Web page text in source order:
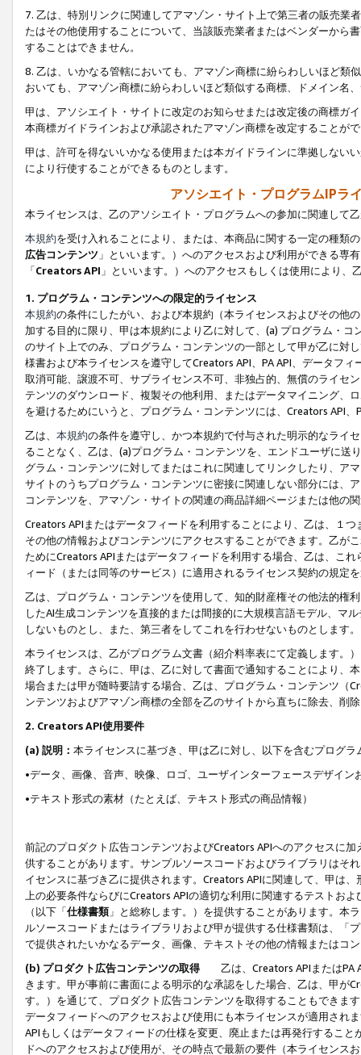
7. 乙は、特別リンクに関連してアマゾン・サイト上で第三者の販売
たはその他使用することについて、当該販売業者またはベンダーから
することはできません。
8. 乙は、いかなる管轄においても、アマゾン商標に紛らわしいほど類
おいても、アマゾン商標に紛らわしいほど類似する商標、ドメイン名
甲は、アソシエイト・サイトに改定のお知らせまたは改定後の商標ガ
本商標ガイドラインおよび承認されたアマゾン商標を改定することが
甲は、許可を得ないいかなる使用または本ガイドラインに準拠しない
により行使することができるものとします。
アソシエイト・プログラムIPラ
本ライセンスは、乙のアソシエイト・プログラムへの参加に関連して
本規約を受け入れることにより、または、本商品に関する一定の種類
広告コンテンツ 」といいます。）へのアクセスおよび利用ができる専
「Creators API 」といいます。）へのアクセスもしくは使用により
1. プログラム・コンテンツへの限定的ライセンス
本規約の条件にしたがい、および本規約（本ライセンスおよびその他
加する目的に限り、甲は本規約により乙に対して、(a) プログラム・
のサイト上でのみ、プログラム・コンテンツの一部として甲が乙に対
様書および本ライセンスを遵守してCreators API、PA API、データフ
取消可能、譲渡不可、サブライセンス不可、非独占的、無償のライセ
テンツのダウンロード、複製その他利用、またはデータマイニング、
を避けるためにいうと、プログラム・コンテンツには、Creators API
乙は、 本規約の条件を遵守し、かつ本規約で付与された明示的なライ
ることなく、乙は、(a)プログラム・コンテンツを、エンドユーザに
グラム・コンテンツに対してまたはこれに関連してリンクしたり、ア
サイトのうちプログラム・コンテンツに密接に関連しない部分には、
コンテンツを、アマゾン・サイトの関連の商品詳細ページまたは他の
Creators APIまたはデータフィードを利用することにより、乙は、１
その他の情報およびコンテンツにアクセスすることができます。乙が
ためにCreators APIまたはデータフィードを利用する場合、乙は、こ
ィード（または同等のサービス）に適用されるライセンス契約の規定
乙は、プログラム・コンテンツを使用して、知的財産権その他法的権
したAI生成コンテンツを直接的または間接的に大規模言語モデル、マ
しないものとし、また、第三者をしてこれを行わせないものとします。
本ライセンスは、乙がプログラム文書（紹介料率表にて定義します。
終了します。さらに、甲は、乙に対して書面で通知することにより、
場合または甲が随時要請する場合、乙は、プログラム・コンテンツ（
ンテンツおよびアマゾン商標の全部を乙のサイトから直ちに除去、削
2. Creators API使用要件
(a) 説明： 本ライセンスに基づき、甲は乙に対し、以下を含むプログ
•データ、画像、音声、映像、ロゴ、ユーザインターフェースデザイ
•テキスト形式の素材（たとえば、テキスト形式の商品情報）
前記のプロダクト広告コンテンツおよびCreators APIへのアクセスに
供することがあります。サンプルソースコードおよびライブラリはそ
イセンスに基づき乙に提供されます。Creators APIに関連して、甲は
上の必要条件ならびにCreators APIの適切な利用に関連するテストお
（以下「仕様書類」と総称します。）を提供することがあります。本
ルソースコードまたはライブラリおよび甲が提供する仕様書類は、「
で提供されたいかなるデータ、画像、テキストその他の情報またはコ
(b) プロダクト広告コンテンツの取得
乙は、Creators APIまたはPA
きます。甲が事前に書面による明示的な承認をした場合、乙は、甲が
す。）を通じて、プロダクト広告コンテンツを取得することもできま
データフィードへのアクセスおよび使用にも本ライセンスが適用され
APIもしくはデータフィードの仕様を変更、廃止または再発行するこ
ドへのアクセスおよび使用が、その時点で最新の要件（本ライセン